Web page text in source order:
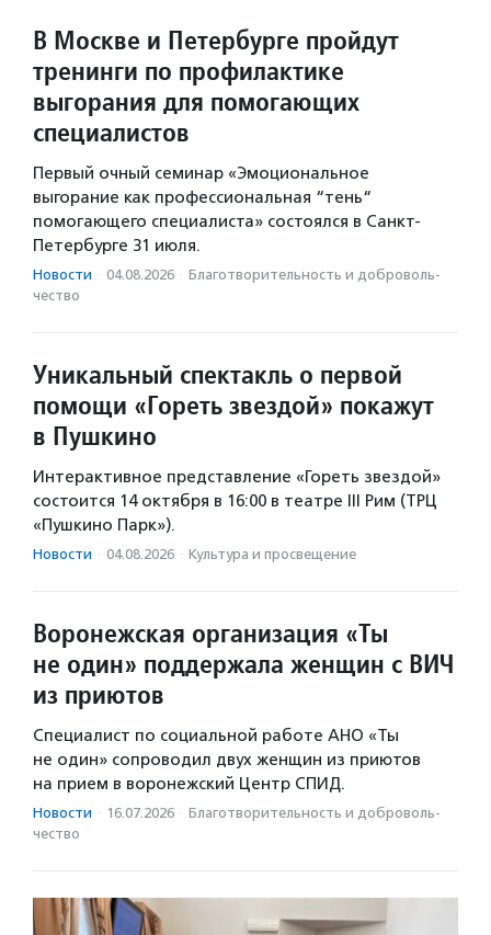
В Москве и Петербурге пройдут
тренинги по профилактике
выгорания для помогающих
специалистов
Первый очный семинар «Эмоциональное
выгорание как профессиональная “тень“
помогающего специалиста» состоялся в Санкт-
Петербурге 31 июля.
Новости · 04.08.2026 · Благотвори­тель­ность и доброволь­
чест­во
Уникальный спектакль о первой
помощи «Гореть звездой» покажут
в Пушкино
Интерактивное представление «Гореть звездой»
состоится 14 октября в 16:00 в театре III Рим (ТРЦ
«Пушкино Парк»).
Новости · 04.08.2026 · Культура и просвещение
Воронежская организация «Ты
не один» поддержала женщин с ВИЧ
из приютов
Специалист по социальной работе АНО «Ты
не один» сопроводил двух женщин из приютов
на прием в воронежский Центр СПИД.
Новости · 16.07.2026 · Благотвори­тель­ность и доброволь­
чест­во